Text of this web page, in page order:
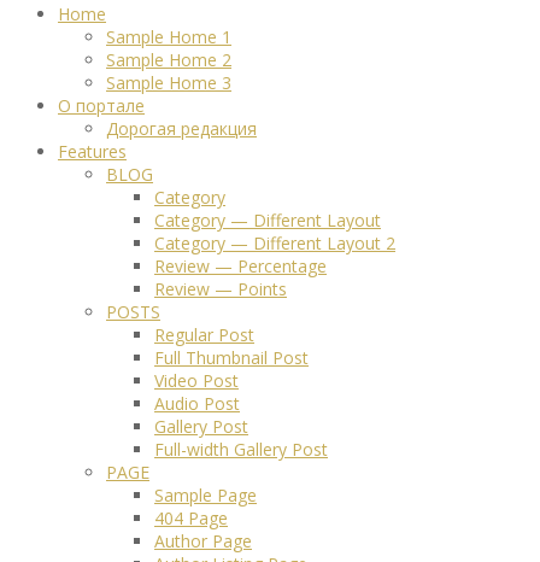
Home
Sample Home 1
Sample Home 2
Sample Home 3
О портале
Дорогая редакция
Features
BLOG
Category
Category — Different Layout
Category — Different Layout 2
Review — Percentage
Review — Points
POSTS
Regular Post
Full Thumbnail Post
Video Post
Audio Post
Gallery Post
Full-width Gallery Post
PAGE
Sample Page
404 Page
Author Page